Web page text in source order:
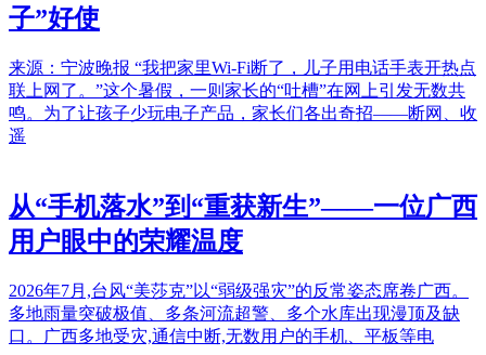
子”好使
来源：宁波晚报 “我把家里Wi-Fi断了，儿子用电话手表开热点
联上网了。”这个暑假，一则家长的“吐槽”在网上引发无数共
鸣。为了让孩子少玩电子产品，家长们各出奇招——断网、收
遥
从“手机落水”到“重获新生”——一位广西
用户眼中的荣耀温度
2026年7月,台风“美莎克”以“弱级强灾”的反常姿态席卷广西。
多地雨量突破极值、多条河流超警、多个水库出现漫顶及缺
口。广西多地受灾,通信中断,无数用户的手机、平板等电